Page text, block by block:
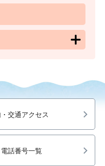
交通アクセス
話番号一覧